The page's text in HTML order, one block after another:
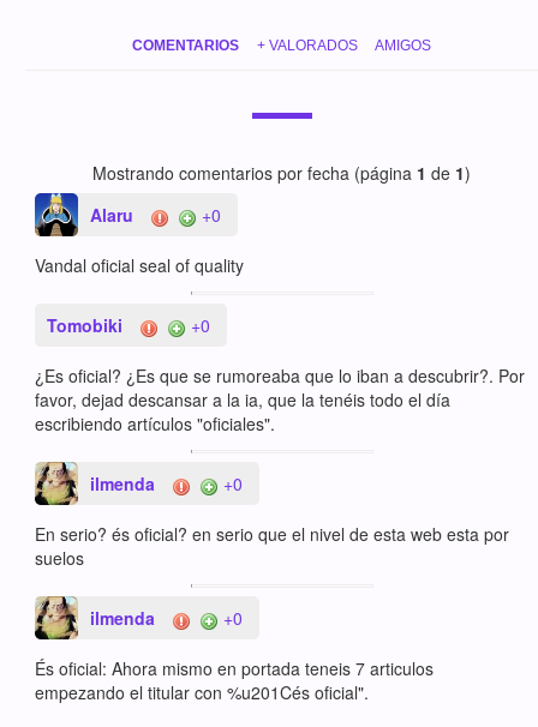
COMENTARIOS + VALORADOS AMIGOS
Mostrando comentarios por fecha (página 1 de 1)
Alaru
+0
Vandal oficial seal of quality
Tomobiki +0
¿Es oficial? ¿Es que se rumoreaba que lo iban a descubrir?. Por
favor, dejad descansar a la ia, que la tenéis todo el día
escribiendo artículos "oficiales".
ilmenda +0
En serio? és oficial? en serio que el nivel de esta web esta por
suelos
ilmenda +0
És oficial: Ahora mismo en portada teneis 7 articulos
empezando el titular con %u201Cés oficial".